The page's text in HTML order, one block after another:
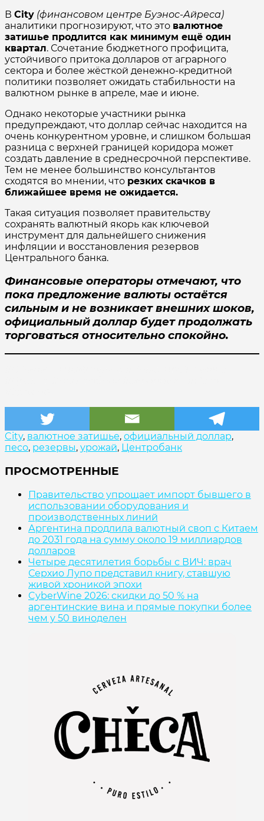
В City (финансовом центре Буэнос-Айреса)
аналитики прогнозируют, что это валютное
затишье продлится как минимум ещё один
квартал. Сочетание бюджетного профицита,
устойчивого притока долларов от аграрного
сектора и более жёсткой денежно-кредитной
политики позволяет ожидать стабильности на
валютном рынке в апреле, мае и июне.
Однако некоторые участники рынка
предупреждают, что доллар сейчас находится на
очень конкурентном уровне, и слишком большая
разница с верхней границей коридора может
создать давление в среднесрочной перспективе.
Тем не менее большинство консультантов
сходятся во мнении, что резких скачков в
ближайшее время не ожидается.
Такая ситуация позволяет правительству
сохранять валютный якорь как ключевой
инструмент для дальнейшего снижения
инфляции и восстановления резервов
Центрального банка.
Финансовые операторы отмечают, что
пока предложение валюты остаётся
сильным и не возникает внешних шоков,
официальный доллар будет продолжать
торговаться относительно спокойно.
City, валютное затишье, официальный доллар,
песо, резервы, урожай, Центробанк
ПРОСМОТРЕННЫЕ
Правительство упрощает импорт бывшего в
использовании оборудования и
производственных линий
Аргентина продлила валютный своп с Китаем
до 2031 года на сумму около 19 миллиардов
долларов
Четыре десятилетия борьбы с ВИЧ: врач
Серхио Лупо представил книгу, ставшую
живой хроникой эпохи
CyberWine 2026: скидки до 50 % на
аргентинские вина и прямые покупки более
чем у 50 виноделен